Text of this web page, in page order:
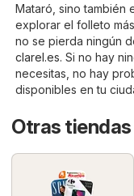
Mataró, sino también
explorar el folleto
no se pierda ningún
clarel.es. Si no hay
necesitas, no hay
disponibles en tu
Otras